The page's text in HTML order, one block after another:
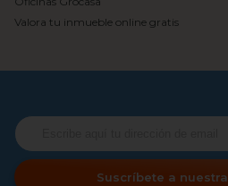
Valora tu inmueble online gratis
Suscríbete a nuestra